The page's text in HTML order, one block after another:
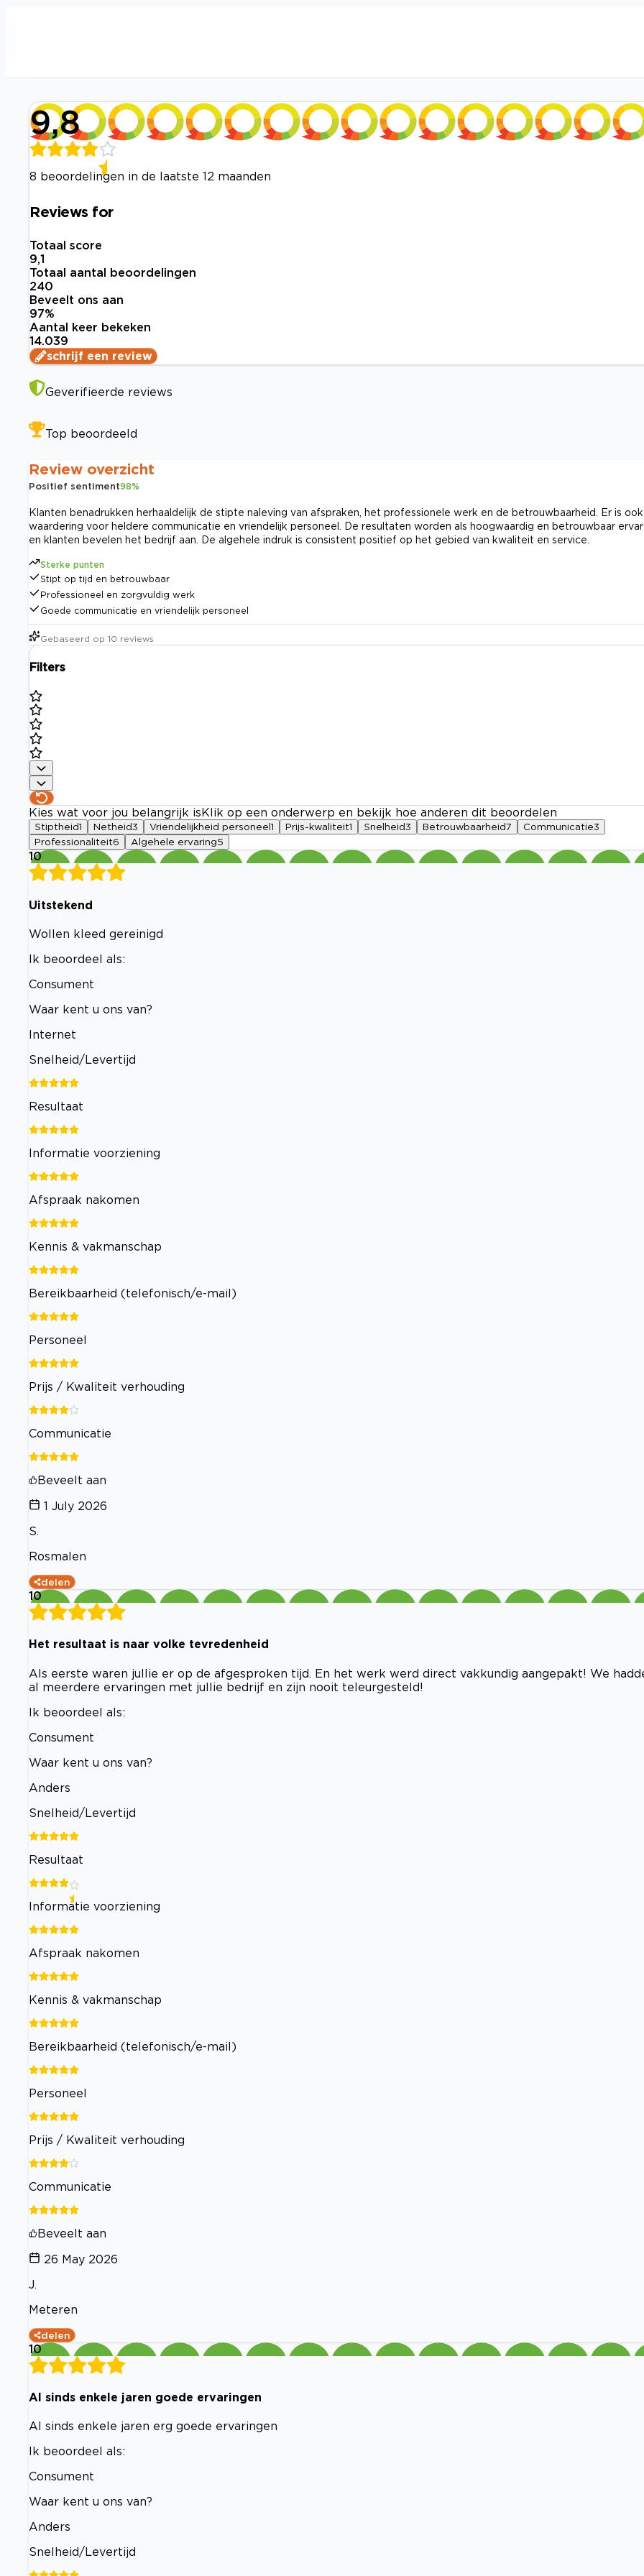
9,8
8 beoordelingen in de laatste 12 maanden
Reviews for
Totaal score
9,1
Totaal aantal beoordelingen
240
Beveelt ons aan
97%
Aantal keer bekeken
14.039
schrijf een review
Geverifieerde reviews
Top beoordeeld
Review overzicht
Positief sentiment98%
Klanten benadrukken herhaaldelijk de stipte naleving van afspraken, het professionele werk en de betrouwbaarheid. Er is ook
waardering voor heldere communicatie en vriendelijk personeel. De resultaten worden als hoogwaardig en betrouwbaar
en klanten bevelen het bedrijf aan. De algehele indruk is consistent positief op het gebied van kwaliteit en service.
Sterke punten
Stipt op tijd en betrouwbaar
Professioneel en zorgvuldig werk
Goede communicatie en vriendelijk personeel
Gebaseerd op 10 reviews
Filters
Kies wat voor jou belangrijk is Klik op een onderwerp en bekijk hoe anderen dit beoordelen
Stiptheid1 Netheid3 Vriendelijkheid personeel 1 Prijs-kwaliteit1 Snelheid3 Betrouwbaarheid7 Communicatie3
Professionaliteit6 Algehele ervaring5
10
Uitstekend
Wollen kleed gereinigd
Ik beoordeel als:
Consument
Waar kent u ons van?
Internet
Snelheid/Levertijd
Resultaat
Informatie voorziening
Afspraak nakomen
Kennis & vakmanschap
Bereikbaarheid (telefonisch/e-mail)
Personeel
Prijs / Kwaliteit verhouding
Communicatie
Beveelt aan
1 July 2026
S.
Rosmalen
delen
10
Het resultaat is naar volke tevredenheid
Als eerste waren jullie er op de afgesproken tijd. En het werk werd direct vakkundig aangepakt! We
al meerdere ervaringen met jullie bedrijf en zijn nooit teleurgesteld!
Ik beoordeel als:
Consument
Waar kent u ons van?
Anders
Snelheid/Levertijd
Resultaat
Informatie voorziening
Afspraak nakomen
Kennis & vakmanschap
Bereikbaarheid (telefonisch/e-mail)
Personeel
Prijs / Kwaliteit verhouding
Communicatie
Beveelt aan
26 May 2026
J.
Meteren
delen
10
Al sinds enkele jaren goede ervaringen
Al sinds enkele jaren erg goede ervaringen
Ik beoordeel als:
Consument
Waar kent u ons van?
Anders
Snelheid/Levertijd